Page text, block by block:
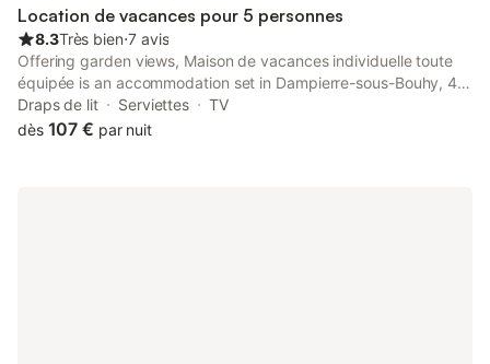
Location de vacances pour 5 personnes
8.3Très bien⋅7 avis
Offering garden views, Maison de vacances individuelle toute
équipée is an accommodation set in Dampierre-sous-Bouhy, 47
km from Castle of Saint Brisson and 50 km from La Bussière
Castle.
Draps de lit Serviettes
TV
dès 107 € par nuit